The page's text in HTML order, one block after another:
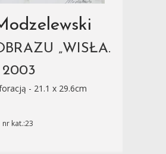
„WISŁA.
2003
- 21.1 x 29.6cm
kat.:23